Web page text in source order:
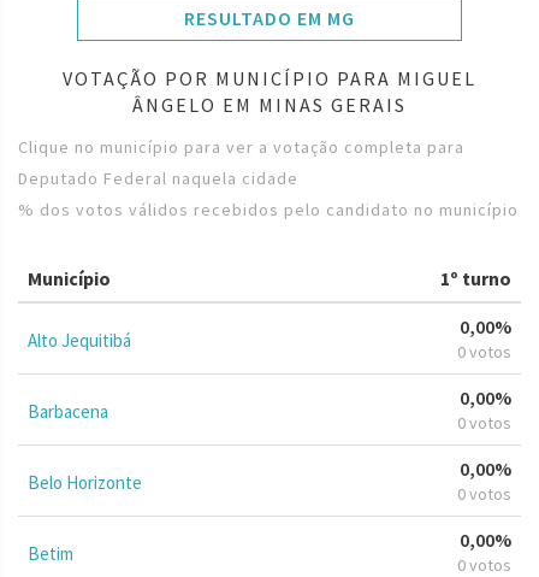
RESULTADO EM MG
VOTAÇÃO POR MUNICÍPIO PARA MIGUEL
ÂNGELO EM MINAS GERAIS
Clique no município para ver a votação completa para
Deputado Federal naquela cidade
% dos votos válidos recebidos pelo candidato no município
Município 1º turno
Alto Jequitibá
0,00%
0 votos
Barbacena
0,00%
0 votos
Belo Horizonte
0,00%
0 votos
Betim
0,00%
0 votos